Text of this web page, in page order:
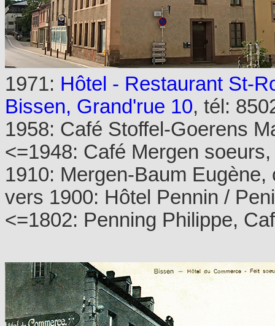
1971: Hôtel - Restaurant St-
Bissen, Grand'rue 10, tél:
1958: Café Stoffel-Goerens
<=1948: Café Mergen
1910: Mergen-Baum Eugène,
vers 1900: Hôtel Pennin /
<=1802: Penning Philippe,